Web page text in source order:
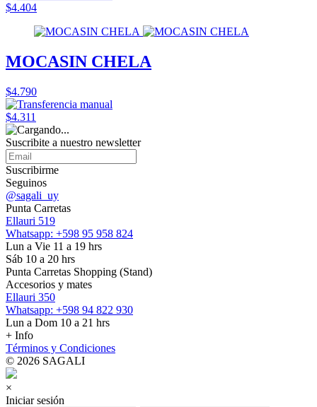
$4.404
MOCASIN CHELA
$4.790
$4.311
Suscribite a nuestro newsletter
Suscribirme
Seguinos
@sagali_uy
Punta Carretas
Ellauri 519
Whatsapp: +598 95 958 824
Lun a Vie 11 a 19 hrs
Sáb 10 a 20 hrs
Punta Carretas Shopping (Stand)
Accesorios y mates
Ellauri 350
Whatsapp: +598 94 822 930
Lun a Dom 10 a 21 hrs
+ Info
Términos y Condiciones
© 2026 SAGALI
×
Iniciar sesión